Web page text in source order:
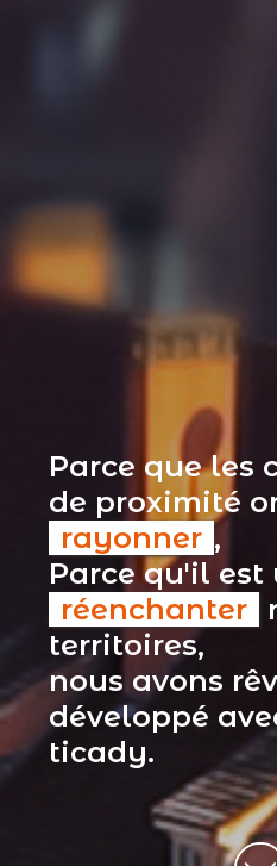
Parce que les
de proximité
rayonner ,
Parce qu'il est
réenchanter
territoires,
nous avons
développé
ticady.